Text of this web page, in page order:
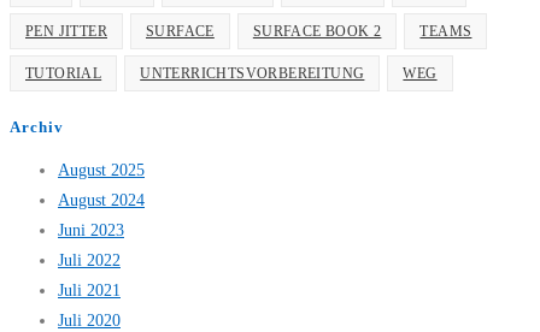
PEN JITTER SURFACE SURFACE BOOK 2 TEAMS
TUTORIAL UNTERRICHTSVORBEREITUNG WEG
Archiv
August 2025
August 2024
Juni 2023
Juli 2022
Juli 2021
Juli 2020